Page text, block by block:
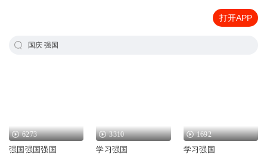
打开APP
国庆 强国
6273
强国强国强国
3310
学习强国
1692
学习强国